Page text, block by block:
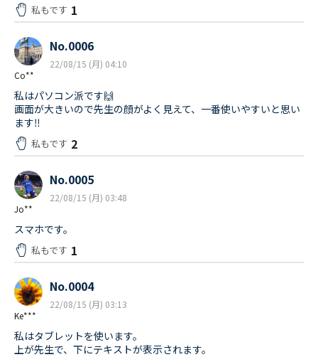
私もです 1
Co**
No.0006
22/08/15 (月) 04:10
私はパソコン派です🙌
画面が大きいので先生の顔がよく見えて、一番使いやすいと思い
ます‼︎
私もです 2
Jo**
No.0005
22/08/15 (月) 03:48
スマホです。
私もです 1
Ke***
No.0004
22/08/15 (月) 03:13
私はタブレットを使います。
上が先生で、下にテキストが表示されます。